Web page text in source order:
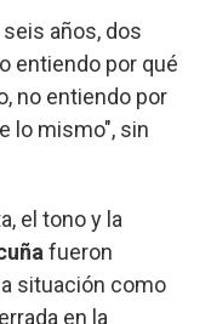
años, dos
entiendo por qué
no entiendo por
lo mismo", sin
el tono y la
fueron
situación como
en la